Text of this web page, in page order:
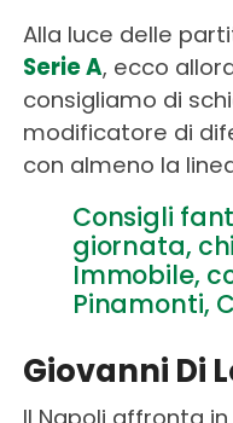
Alla luce delle
Serie A, ecco
consigliamo di
modificatore di
con almeno la
Consigli
giornata,
Immobile,
Pinamonti,
Giovanni Di